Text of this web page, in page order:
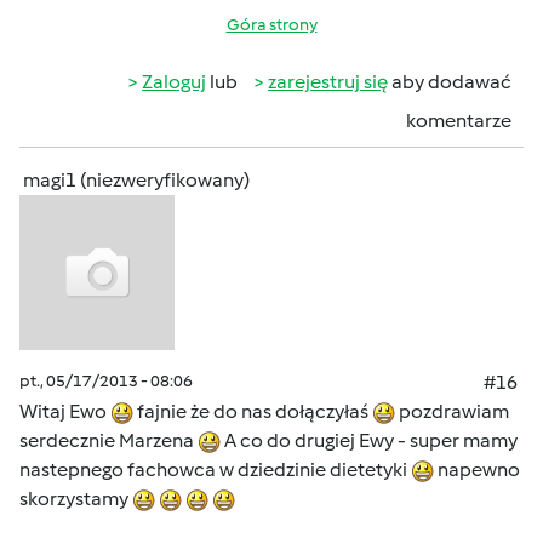
Góra strony
Zaloguj lub zarejestruj sięaby dodawać
komentarze
magi1 (niezweryfikowany)
pt., 05/17/2013 - 08:06
#16
Witaj Ewo
fajnie że do nas dołączyłaś
pozdrawiam
serdecznie Marzena
A co do drugiej Ewy - super mamy
nastepnego fachowca w dziedzinie dietetyki
napewno
skorzystamy